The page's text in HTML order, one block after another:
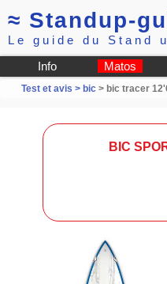
≈ Standup-
Le guide du Stand
Info Matos
Test et avis > bic> bic tracer
BIC